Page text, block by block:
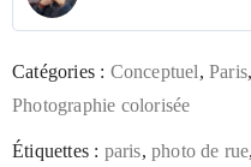
Catégories : Conceptuel,Paris
Photographie colorisée
Étiquettes : paris,photo de rue,